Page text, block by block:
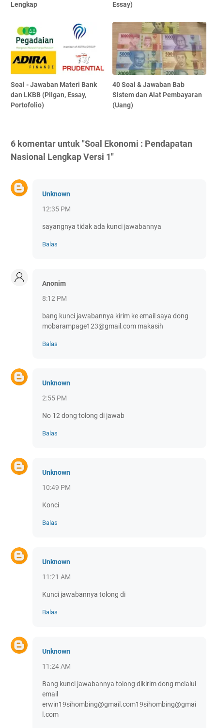
Lengkap Essay)
Soal - Jawaban Materi Bank
dan LKBB (Pilgan, Essay,
Portofolio)
40 Soal & Jawaban Bab
Sistem dan Alat Pembayaran
(Uang)
6 komentar untuk "Soal Ekonomi : Pendapatan
Nasional Lengkap Versi 1"
Unknown
12:35 PM
sayangnya tidak ada kunci jawabannya
Balas
Anonim
8:12 PM
bang kunci jawabannya kirim ke email saya dong
mobarampage123@gmail.com makasih
Balas
Unknown
2:55 PM
No 12 dong tolong di jawab
Balas
Unknown
10:49 PM
Konci
Balas
Unknown
11:21 AM
Kunci jawabannya tolong di
Balas
Unknown
11:24 AM
Bang kunci jawabannya tolong dikirim dong melalui
email
erwin19sihombing@gmail.com19sihombing@gmai
l.com